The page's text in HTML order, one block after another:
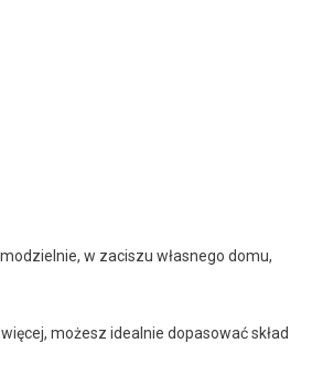
w zaciszu własnego domu,
możesz idealnie dopasować skład